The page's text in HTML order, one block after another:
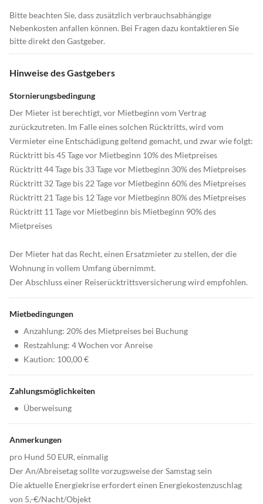
Bitte beachten Sie, dass zusätzlich verbrauchsabhängige
Nebenkosten anfallen können. Bei Fragen dazu kontaktieren Sie
bitte direkt den Gastgeber.
Hinweise des Gastgebers
Stornierungsbedingung
Der Mieter ist berechtigt, vor Mietbeginn vom Vertrag
zurückzutreten. Im Falle eines solchen Rücktritts, wird vom
Vermieter eine Entschädigung geltend gemacht, und zwar wie folgt:
Rücktritt bis 45 Tage vor Mietbeginn 10% des Mietpreises
Rücktritt 44 Tage bis 33 Tage vor Mietbeginn 30% des Mietpreises
Rücktritt 32 Tage bis 22 Tage vor Mietbeginn 60% des Mietpreises
Rücktritt 21 Tage bis 12 Tage vor Mietbeginn 80% des Mietpreises
Rücktritt 11 Tage vor Mietbeginn bis Mietbeginn 90% des
Mietpreises
Der Mieter hat das Recht, einen Ersatzmieter zu stellen, der die
Wohnung in vollem Umfang übernimmt.
Der Abschluss einer Reiserücktrittsversicherung wird empfohlen.
Mietbedingungen
• Anzahlung: 20% des Mietpreises bei Buchung
• Restzahlung: 4 Wochen vor Anreise
• Kaution: 100,00 €
Zahlungsmöglichkeiten
• Überweisung
Anmerkungen
pro Hund 50 EUR, einmalig
Der An/Abreisetag sollte vorzugsweise der Samstag sein
Die aktuelle Energiekrise erfordert einen Energiekostenzuschlag
von 5,-€/Nacht/Objekt